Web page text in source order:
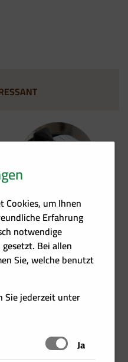
Kontakt
Cookies, um Ihnen
Erfahrung
notwendige
Bei allen
Sie, welche benutzt
Sie jederzeit unter
Schalten
Ja